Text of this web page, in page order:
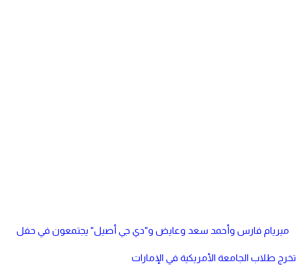
ميريام فارس وأحمد سعد وعايض و"دي جي أصيل" يجتمعون في حفل
تخرج طلاب الجامعة الأمريكية في الإمارات